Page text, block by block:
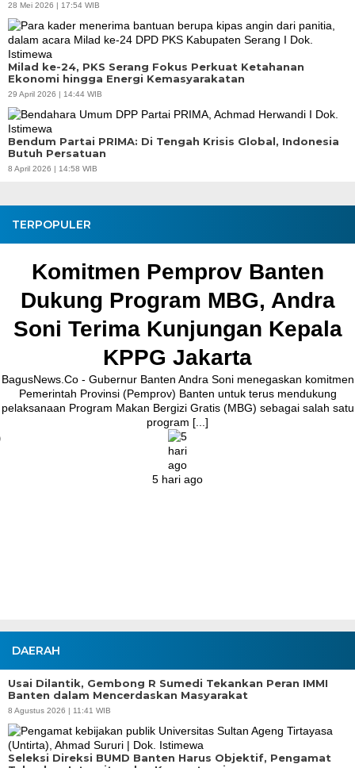
28 Mei 2026 | 17:54 WIB
Milad ke-24, PKS Serang Fokus Perkuat Ketahanan
Ekonomi hingga Energi Kemasyarakatan
29 April 2026 | 14:44 WIB
Bendum Partai PRIMA: Di Tengah Krisis Global, Indonesia
Butuh Persatuan
8 April 2026 | 14:58 WIB
TERPOPULER
Pemprov Banten
Program MBG, Andra
Kunjungan Kepala
KPPG Jakarta
Gubernur Banten Andra Soni menegaskan komitmen
(Pemprov) Banten untuk terus mendukung
Makan Bergizi Gratis (MBG) sebagai salah satu
melakukan
Jalan
DAERAH
Usai Dilantik, Gembong R Sumedi Tekankan Peran IMMI
Banten dalam Mencerdaskan Masyarakat
8 Agustus 2026 | 11:41 WIB
Seleksi Direksi BUMD Banten Harus Objektif, Pengamat